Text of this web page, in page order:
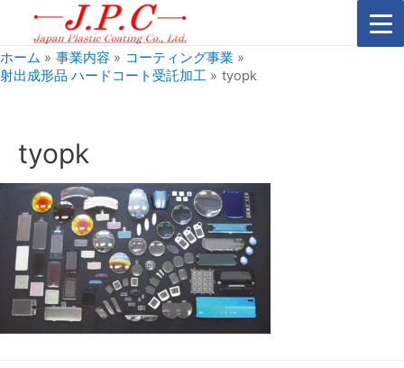
ホーム 事業内容
コーティング事業
射出成形品 ハードコート受託加工
tyopk
tyopk